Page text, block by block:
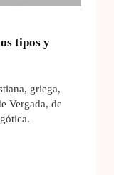
tipos y
griega,
Vergada, de